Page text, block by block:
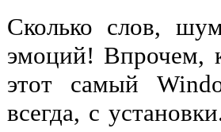
Сколько слов,
эмоций! Впрочем,
этот самый
всегда, с